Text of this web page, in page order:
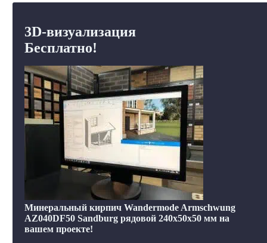
3D-визуализация
Бесплатно!
Минеральный кирпич Wandermode Armschwung
AZ040DF50 Sandburg рядовой 240x50x50 мм на
вашем проекте!